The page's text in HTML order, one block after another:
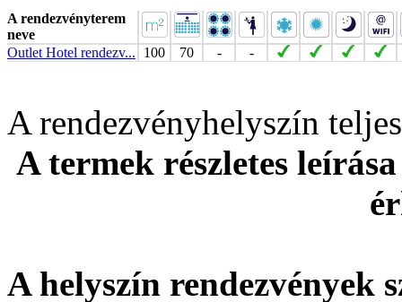
A rendezvényterem
neve
Outlet Hotel rendezv...
100 70 - -
A rendezvényhelyszín
A termek részletes
A helyszín rendezvények